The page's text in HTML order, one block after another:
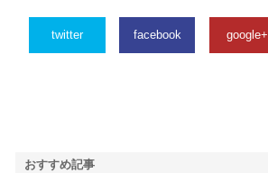
twitter facebook google+
おすすめ記事